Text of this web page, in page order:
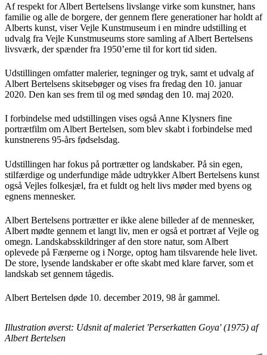
Af respekt for Albert Bertelsens livslange virke som kunstner, hans
familie og alle de borgere, der gennem flere generationer har holdt af
Alberts kunst, viser Vejle Kunstmuseum i en mindre udstilling et
udvalg fra Vejle Kunstmuseums store samling af Albert Bertelsens
livsværk, der spænder fra 1950’erne til for kort tid siden.
Udstillingen omfatter malerier, tegninger og tryk, samt et udvalg af
Albert Bertelsens skitsebøger og vises fra fredag den 10. januar
2020. Den kan ses frem til og med søndag den 10. maj 2020.
I forbindelse med udstillingen vises også Anne Klysners fine
portrætfilm om Albert Bertelsen, som blev skabt i forbindelse med
kunstnerens 95-års fødselsdag.
Udstillingen har fokus på portrætter og landskaber. På sin egen,
stilfærdige og underfundige måde udtrykker Albert Bertelsens kunst
også Vejles folkesjæl, fra et fuldt og helt livs møder med byens og
egnens mennesker.
Albert Bertelsens portrætter er ikke alene billeder af de mennesker,
Albert mødte gennem et langt liv, men er også et portræt af Vejle og
omegn. Landskabsskildringer af den store natur, som Albert
oplevede på Færøerne og i Norge, optog ham tilsvarende hele livet.
De store, lysende landskaber er ofte skabt med klare farver, som et
landskab set gennem tågedis.
Albert Bertelsen døde 10. december 2019, 98 år gammel.
Illustration øverst: Udsnit af maleriet 'Perserkatten Goya' (1975) af
Albert Bertelsen